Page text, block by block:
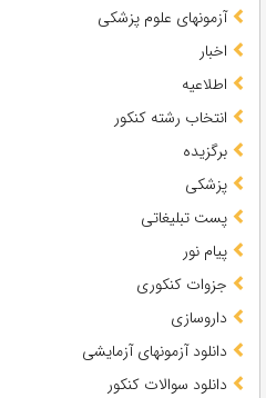
آزمونهای علوم پزشکی
اخبار
اطلاعیه
انتخاب رشته کنکور
برگزیده
پزشکی
پست تبلیغاتی
پیام نور
جزوات کنکوری
داروسازی
دانلود آزمونهای آزمایشی
دانلود سوالات کنکور